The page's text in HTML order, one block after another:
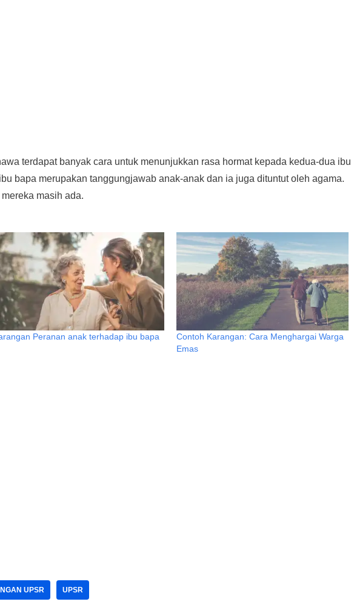
terdapat banyak cara untuk menunjukkan rasa hormat kepada kedua-dua ibu
bapa merupakan tanggungjawab anak-anak dan ia juga dituntut oleh agama.
masih ada.
Peranan anak terhadap ibu bapa
Contoh Karangan: Cara Menghargai Warga
Emas
UPSR UPSR